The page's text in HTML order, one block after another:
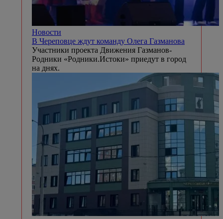
Новости
В Череповце ждут команду Олега Газманова
Участники проекта Движения Газманов-
Родники «Родники.Истоки» приедут в город
на днях.